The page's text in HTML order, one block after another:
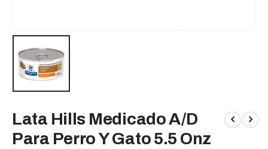
Lata Hills Medicado A/D
Para Perro Y Gato 5.5 Onz